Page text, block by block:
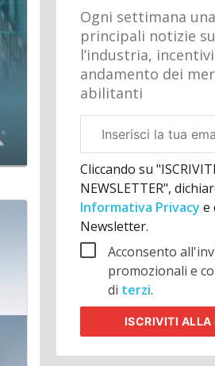
Ogni settimana
principali notizie
l’industria,
andamento dei
abilitanti
aziendale
Cliccando su
NEWSLETTER",
Informativa Privacy e
Newsletter.
Acconsento
promozionali e
di terzi.
ISCRIVITI ALLA